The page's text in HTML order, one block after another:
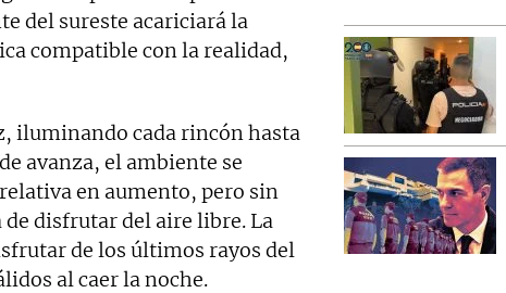
del sureste acariciará la
compatible con la realidad,
iluminando cada rincón hasta
avanza, el ambiente se
en aumento, pero sin
disfrutar del aire libre. La
de los últimos rayos del
al caer la noche.